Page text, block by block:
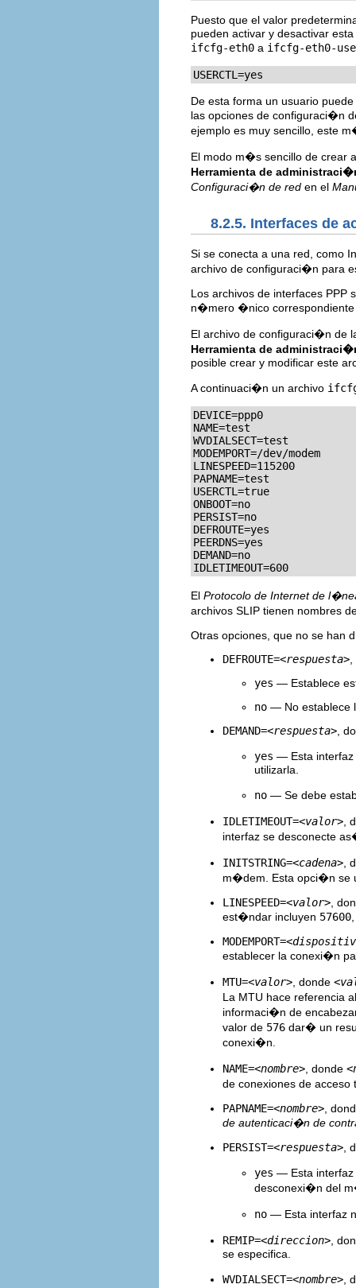
Puesto que el valor
pueden activar y desactivar
ifcfg-eth0 a ifcfg-eth0-
USERCTL=yes
De esta forma un usuario
las opciones de configuraci�n
ejemplo es muy sencillo, este
El modo m�s sencillo de crear
Herramienta de
Configuraci�n de red en el
8.2.5. Interfaces de
Si se conecta a una red, como
archivo de configuraci�n para
Los archivos de interfaces PPP
n�mero �nico
El archivo de configuraci�n de
Herramienta de
posible crear y modificar este
A continuaci�n un archivo
DEVICE=ppp0
NAME=test
WVDIALSECT=test
MODEMPORT=/dev/modem
LINESPEED=115200
PAPNAME=test
USERCTL=true
ONBOOT=no
PERSIST=no
DEFROUTE=yes
PEERDNS=yes
DEMAND=no
IDLETIMEOUT=600
El Protocolo de Internet de
archivos SLIP tienen nombres
Otras opciones, que no se han
DEFROUTE=<respuesta>
yes — Establece
no — No establece
DEMAND=<respuesta> ,
yes — Esta
utilizarla.
no — Se debe
IDLETIMEOUT=<valor> ,
interfaz se desconecte
INITSTRING=<cadena> ,
m�dem. Esta opci�n se
LINESPEED=<valor> ,
est�ndar incluyen 57600
MODEMPORT=
establecer la conexi�n
MTU=<valor> , donde
La MTU hace referencia
informaci�n de
valor de 576 dar� un
conexi�n.
NAME=<nombre> , donde
de conexiones de
PAPNAME=<nombre> ,
de autenticaci�n de
PERSIST=<respuesta> ,
yes — Esta interfaz
desconexi�n del
no — Esta interfaz
REMIP=<direccion> ,
se especifica.
WVDIALSECT=<nombre> ,